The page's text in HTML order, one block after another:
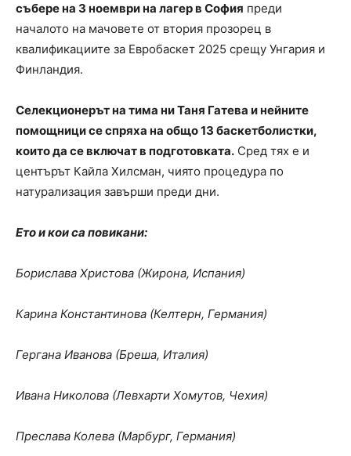
събере на 3 ноември на лагер в София преди
началото на мачовете от втория прозорец в
квалификациите за Евробаскет 2025 срещу Унгария и
Финландия.
Селекционерът на тима ни Таня Гатева и нейните
помощници се спряха на общо 13 баскетболистки,
които да се включат в подготовката. Сред тях е и
центърът Кайла Хилсман, чиято процедура по
натурализация завърши преди дни.
Ето и кои са повикани:
Борислава Христова (Жирона, Испания)
Карина Константинова (Келтерн, Германия)
Гергана Иванова (Бреша, Италия)
Ивана Николова (Левхарти Хомутов, Чехия)
Преслава Колева (Марбург, Германия)